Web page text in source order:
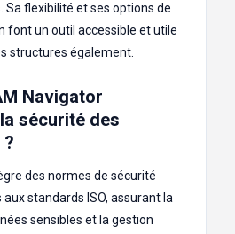
Sa flexibilité et ses options de
font un outil accessible et utile
structures également.
Navigator
sécurité des
des normes de sécurité
standards ISO, assurant la
sensibles et la gestion